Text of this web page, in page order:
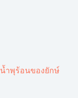
น้ำพุร้อนของยักษ์